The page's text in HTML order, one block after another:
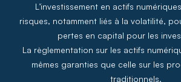
L’investissement en actifs
risques, notamment liés à la volatilité,
pertes en capital pour les
La règlementation sur les actifs
mêmes garanties que celle sur les
traditionnels.